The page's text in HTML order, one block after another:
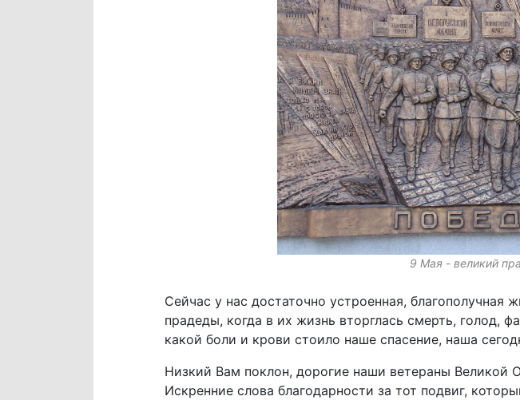
9 Мая - великий
Сейчас у нас достаточно устроенная,
прадеды, когда в их жизнь вторглась смерть, голод,
какой боли и крови стоило наше спасение, наша
Низкий Вам поклон, дорогие наши ветераны Великой
Искренние слова благодарности за тот подвиг,